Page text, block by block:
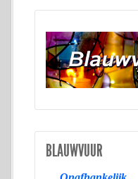
BLAUWVUUR